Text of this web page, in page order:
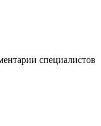
специалистов